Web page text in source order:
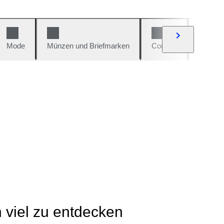
Mode Münzen und Briefmarken Comics
viel zu entdecken